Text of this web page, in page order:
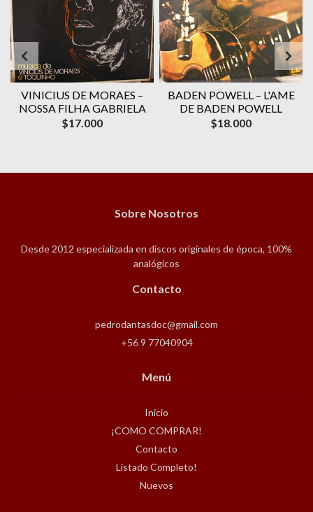
VINICIUS DE MORAES ‎–
NOSSA FILHA GABRIELA
$17.000
BADEN POWELL ‎– L'AME
DE BADEN POWELL
$18.000
Sobre Nosotros
Desde 2012 especializada en discos originales de época, 100%
analógicos
Contacto
pedrodantasdoc@gmail.com
+56 9 77040904
Menú
Inicio
¡COMO COMPRAR!
Contacto
Listado Completo!
Nuevos